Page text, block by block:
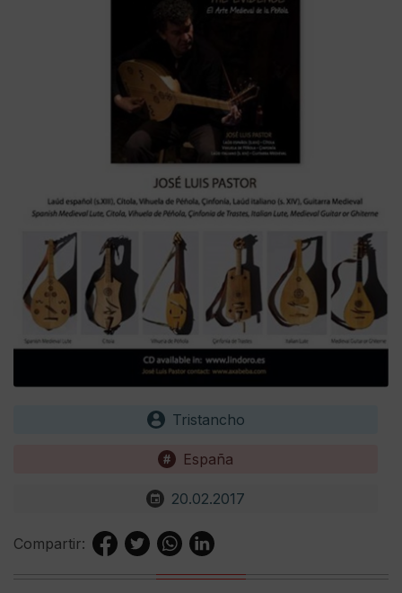
Tristancho
España
20.02.2017
Compartir: